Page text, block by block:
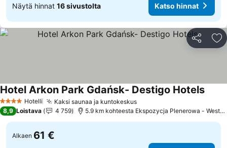
Näytä hinnat 16 sivustolta Katso hinnat
Jaa
4 Tähtiluokitus
Hotelli Kaksi saunaa ja kuntokeskusKatso hinnat
Hotel Arkon Park Gdańsk- Destigo Hotels
8,9 Loistava 4 759 5.9 km kohteesta Ekspozycja Plenerowa -
Alkaen 61 €